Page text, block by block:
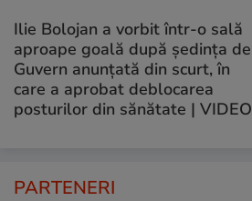
Ilie Bolojan a vorbit într-o sală
aproape goală după ședința de
Guvern anunțată din scurt, în
care a aprobat deblocarea
posturilor din sănătate | VIDEO
PARTENERI